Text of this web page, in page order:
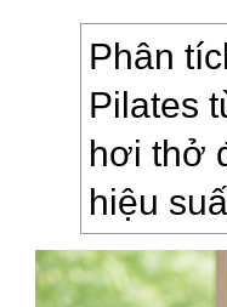
Phân
Pilates
hơi thở
hiệu